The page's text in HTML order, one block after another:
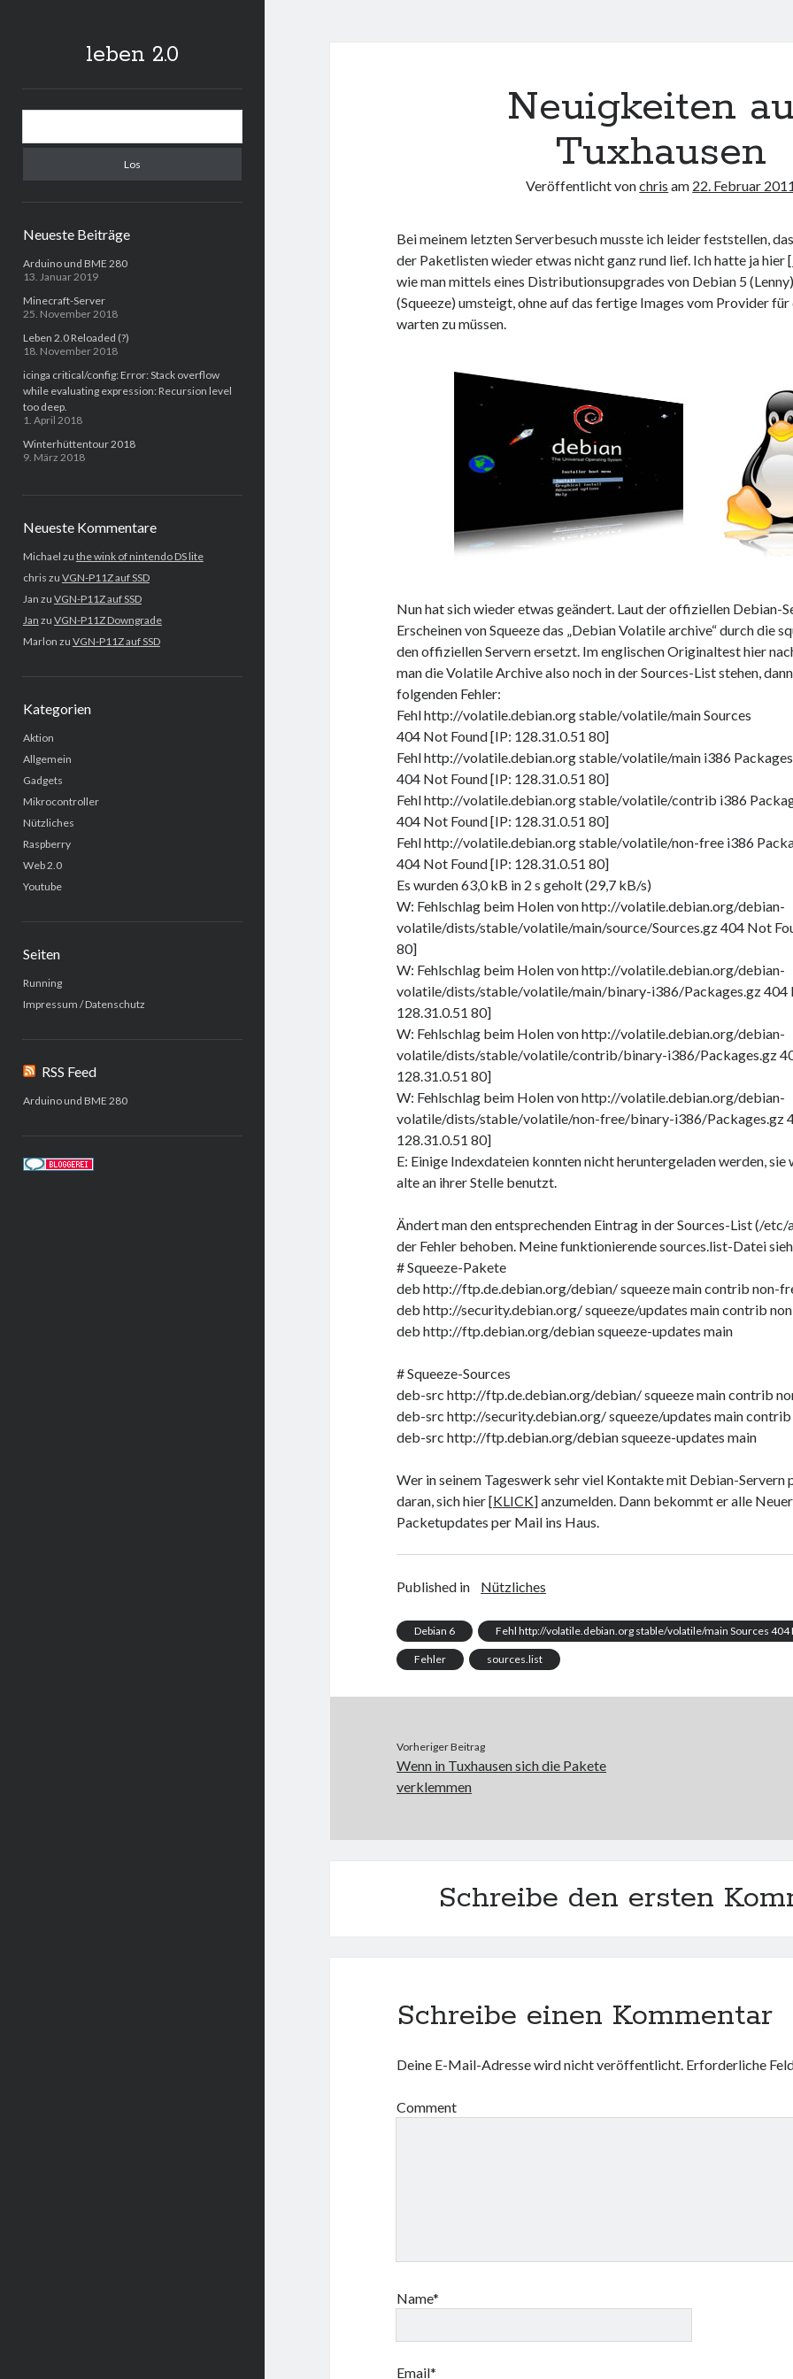
leben 2.0
Sidebar
Neueste Beiträge
Arduino und BME 280
13. Januar 2019
Minecraft-Server
25. November 2018
Leben 2.0 Reloaded (?)
18. November 2018
icinga critical/config: Error: Stack overflow
while evaluating expression: Recursion level
too deep.
1. April 2018
Winterhüttentour 2018
9. März 2018
Neueste Kommentare
Michael zu the wink of nintendo DS lite
chris zu VGN-P11Z auf SSD
Jan zu VGN-P11Z auf SSD
Jan zu VGN-P11Z Downgrade
Marlon zu VGN-P11Z auf SSD
Kategorien
Aktion
Allgemein
Gadgets
Mikrocontroller
Nützliches
Raspberry
Web 2.0
Youtube
Seiten
Running
Impressum / Datenschutz
RSS Feed
Arduino und BME 280
Neuigkeiten
Tuxhausen
Veröffentlicht vonchris am 22. Februar
Bei meinem letzten Serverbesuch musste ich leider feststellen,
der Paketlisten wieder etwas nicht ganz rund lief. Ich hatte ja hier [
wie man mittels eines Distributionsupgrades von Debian 5
(Squeeze) umsteigt, ohne auf das fertige Images vom Provider
warten zu müssen.
Nun hat sich wieder etwas geändert. Laut der offiziellen Debian-
Erscheinen von Squeeze das „Debian Volatile archive“ durch die
den offiziellen Servern ersetzt. Im englischen Originaltest hier
man die Volatile Archive also noch in der Sources-List stehen,
folgenden Fehler:
Fehl http://volatile.debian.org stable/volatile/main Sources
404 Not Found [IP: 128.31.0.51 80]
Fehl http://volatile.debian.org stable/volatile/main i386 Packages
404 Not Found [IP: 128.31.0.51 80]
Fehl http://volatile.debian.org stable/volatile/contrib i386
404 Not Found [IP: 128.31.0.51 80]
Fehl http://volatile.debian.org stable/volatile/non-free i386
404 Not Found [IP: 128.31.0.51 80]
Es wurden 63,0 kB in 2 s geholt (29,7 kB/s)
W: Fehlschlag beim Holen von http://volatile.debian.org/debian-
volatile/dists/stable/volatile/main/source/Sources.gz 404 Not
80]
W: Fehlschlag beim Holen von http://volatile.debian.org/debian-
volatile/dists/stable/volatile/main/binary-i386/Packages.gz 404
128.31.0.51 80]
W: Fehlschlag beim Holen von http://volatile.debian.org/debian-
volatile/dists/stable/volatile/contrib/binary-i386/Packages.gz
128.31.0.51 80]
W: Fehlschlag beim Holen von http://volatile.debian.org/debian-
volatile/dists/stable/volatile/non-free/binary-i386/Packages.gz
128.31.0.51 80]
E: Einige Indexdateien konnten nicht heruntergeladen werden,
alte an ihrer Stelle benutzt.
Ändert man den entsprechenden Eintrag in der Sources-List (/
der Fehler behoben. Meine funktionierende sources.list-Datei
# Squeeze-Pakete
deb http://ftp.de.debian.org/debian/ squeeze main contrib non-
deb http://security.debian.org/ squeeze/updates main contrib
deb http://ftp.debian.org/debian squeeze-updates main
# Squeeze-Sources
deb-src http://ftp.de.debian.org/debian/ squeeze main contrib
deb-src http://security.debian.org/ squeeze/updates main
deb-src http://ftp.debian.org/debian squeeze-updates main
Wer in seinem Tageswerk sehr viel Kontakte mit Debian-
daran, sich hier [KLICK] anzumelden. Dann bekommt er alle
Packetupdates per Mail ins Haus.
Published in Nützliches
Debian 6 Fehl http://volatile.debian.org stable/volatile/main Sources 404
Fehler sources.list
Vorheriger Beitrag
Wenn in Tuxhausen sich die Pakete
verklemmen
Schreibe den ersten
Schreibe einen Kommentar
Deine E-Mail-Adresse wird nicht veröffentlicht. Erforderliche
Comment
Name*
Email*